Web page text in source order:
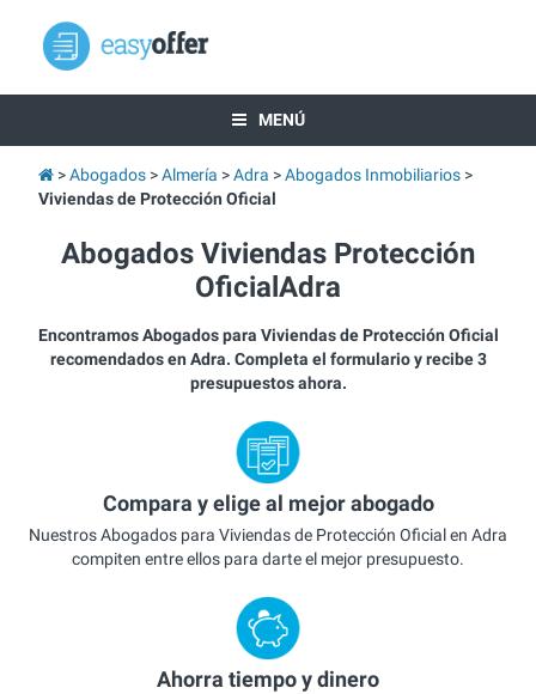
MENÚ
Abogados Almería Adra
Abogados Inmobiliarios
Viviendas de Protección Oficial
Abogados Viviendas Protección
OficialAdra
Encontramos Abogados para Viviendas de Protección Oficial
recomendados en Adra. Completa el formulario y recibe 3
presupuestos ahora.
Compara y elige al mejor abogado
Nuestros Abogados para Viviendas de Protección Oficial en Adra
compiten entre ellos para darte el mejor presupuesto.
Ahorra tiempo y dinero